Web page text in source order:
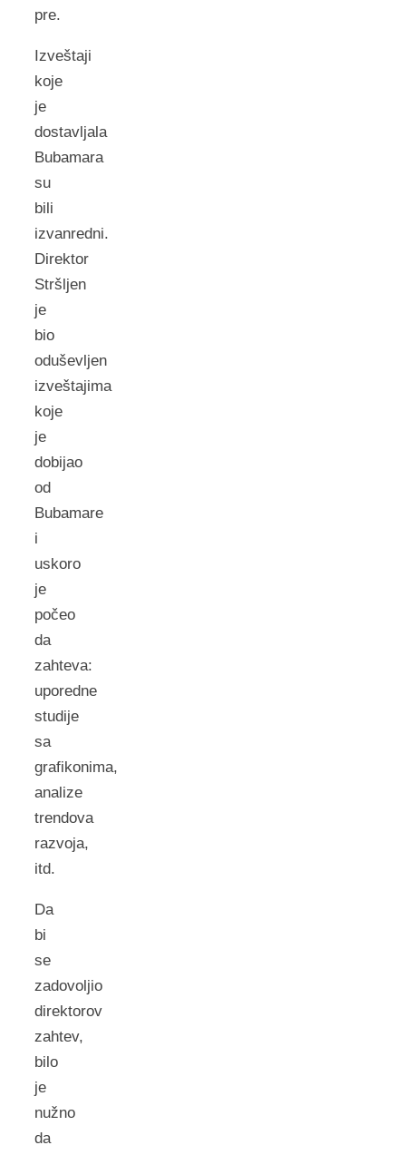
pre.
Izveštaji
koje
je
dostavljala
Bubamara
su
bili
izvanredni.
Direktor
Stršljen
je
bio
oduševljen
izveštajima
koje
je
dobijao
od
Bubamare
i
uskoro
je
počeo
da
zahteva:
uporedne
studije
sa
grafikonima,
analize
trendova
razvoja,
itd.
Da
bi
se
zadovoljio
direktorov
zahtev,
bilo
je
nužno
da